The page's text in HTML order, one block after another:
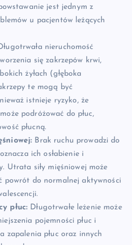
jest jednym z
u pacjentów leżących
nieruchomość
się zakrzepów krwi,
żyłach (głęboka
te mogą być
istnieje ryzyko, że
podróżować do płuc,
płucną.
Brak ruchu prowadzi do
ich osłabienie i
Utrata siły mięśniowej może
powrót do normalnej aktywności
płuc: Długotrwałe leżenie może
pojemności płuc i
zapalenia płuc oraz innych